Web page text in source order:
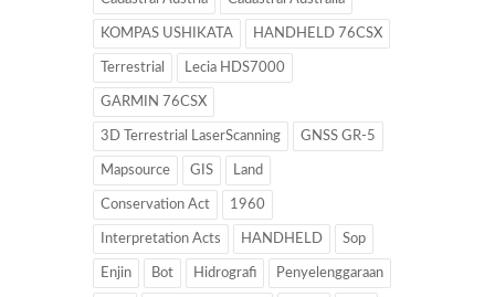
KOMPAS USHIKATA HANDHELD 76CSX
Terrestrial Lecia HDS7000
GARMIN 76CSX
3D Terrestrial LaserScanning GNSS GR-5
Mapsource GIS Land
Conservation Act 1960
Interpretation Acts HANDHELD Sop
Enjin Bot Hidrografi Penyelenggaraan